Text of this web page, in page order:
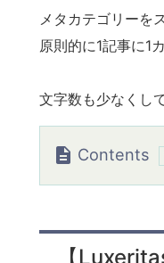
メタカテゴリーを
原則的に1記事に1
文字数も少なくし
Contents
1.
u
【